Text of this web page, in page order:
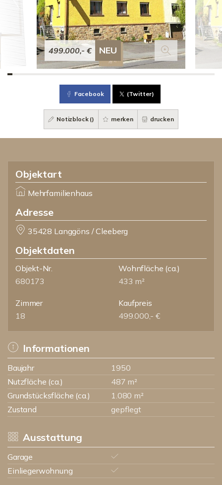
499.000,- € NEU
Facebook (Twitter)
Notizblock () merken drucken
Objektart
Mehrfamilienhaus
Adresse
35428 Langgöns / Cleeberg
Objektdaten
Objekt-Nr.
680173
Wohnfläche (ca.)
433 m²
Zimmer
18
Kaufpreis
499.000,- €
Informationen
Baujahr
1950
Nutzfläche (ca.)
487 m²
Grundstücksfläche (ca.)
1.080 m²
Zustand
gepflegt
Ausstattung
Garage
Einliegerwohnung